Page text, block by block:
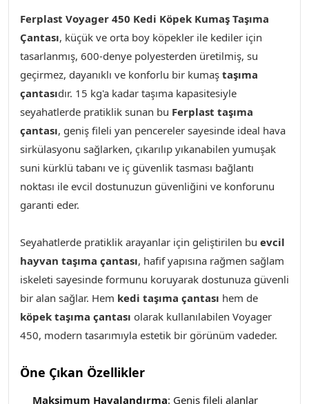
Ferplast Voyager 450 Kedi Köpek Kumaş Taşıma
Çantası, küçük ve orta boy köpekler ile kediler için
tasarlanmış, 600-denye polyesterden üretilmiş, su
geçirmez, dayanıklı ve konforlu bir kumaş taşıma
çantasıdır. 15 kg'a kadar taşıma kapasitesiyle
seyahatlerde pratiklik sunan bu Ferplast taşıma
çantası, geniş fileli yan pencereler sayesinde ideal hava
sirkülasyonu sağlarken, çıkarılıp yıkanabilen yumuşak
suni kürklü tabanı ve iç güvenlik tasması bağlantı
noktası ile evcil dostunuzun güvenliğini ve konforunu
garanti eder.
Seyahatlerde pratiklik arayanlar için geliştirilen bu evcil
hayvan taşıma çantası, hafif yapısına rağmen sağlam
iskeleti sayesinde formunu koruyarak dostunuza güvenli
bir alan sağlar. Hem kedi taşıma çantası hem de
köpek taşıma çantası olarak kullanılabilen Voyager
450​, modern tasarımıyla estetik bir görünüm vadeder.
Öne Çıkan Özellikler
Maksimum Havalandırma: Geniş fileli alanlar